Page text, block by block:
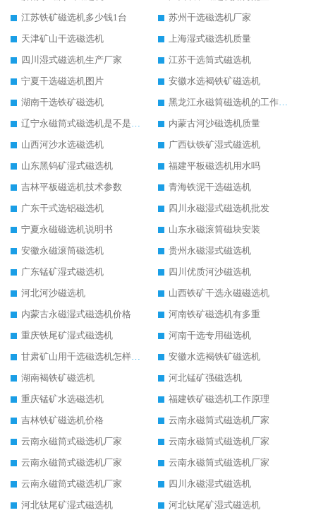
江苏铁矿磁选机多少钱1台
苏州干选磁选机厂家
天津矿山干选磁选机
上海湿式磁选机质量
四川湿式磁选机生产厂家
江苏干选筒式磁选机
宁夏干选磁选机图片
安徽水选褐铁矿磁选机
湖南干选铁矿磁选机
黑龙江永磁筒磁选机的工作原理
辽宁永磁筒式磁选机是不是强磁
内蒙古河沙磁选机质量
山西河沙水选磁选机
广西钛铁矿湿式磁选机
山东黑钨矿湿式磁选机
福建平板磁选机用水吗
吉林平板磁选机技术参数
青海铁泥干选磁选机
广东干式选铝磁选机
四川永磁湿式磁选机批发
宁夏永磁磁选机说明书
山东永磁滚筒磁块安装
安徽永磁滚筒磁选机
贵州永磁湿式磁选机
广东锰矿湿式磁选机
四川优质河沙磁选机
河北河沙磁选机
山西铁矿干选永磁磁选机
内蒙古永磁湿式磁选机价格
河南铁矿磁选机有多重
重庆铁尾矿湿式磁选机
河南干选专用磁选机
甘肃矿山用干选磁选机怎样调磁
安徽水选褐铁矿磁选机
湖南褐铁矿磁选机
河北锰矿强磁选机
重庆锰矿水选磁选机
福建铁矿磁选机工作原理
吉林铁矿磁选机价格
云南永磁筒式磁选机厂家
云南永磁筒式磁选机厂家
云南永磁筒式磁选机厂家
云南永磁筒式磁选机厂家
云南永磁筒式磁选机厂家
云南永磁筒式磁选机厂家
四川永磁湿式磁选机
河北钛尾矿湿式磁选机
河北钛尾矿湿式磁选机